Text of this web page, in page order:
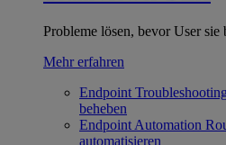
Probleme lösen, bevor User sie
Mehr erfahren
Endpoint Troubleshooting
beheben
Endpoint Automation
automatisieren